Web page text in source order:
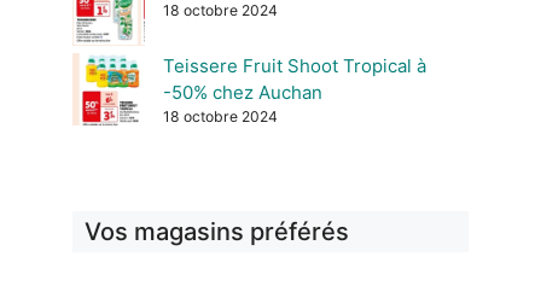
18 octobre 2024
Teissere Fruit Shoot Tropical à
-50% chez Auchan
18 octobre 2024
Vos magasins préférés